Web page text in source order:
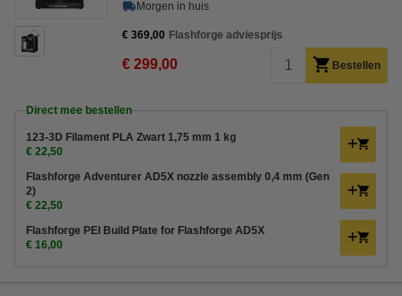
Morgen in huis
€ 369,00 Flashforge adviesprijs
€ 299,00 Bestellen
Direct mee bestellen
123-3D Filament PLA Zwart 1,75 mm 1 kg
€ 22,50
Flashforge Adventurer AD5X nozzle assembly 0,4 mm (Gen
2)
€ 22,50
Flashforge PEI Build Plate for Flashforge AD5X
€ 16,00